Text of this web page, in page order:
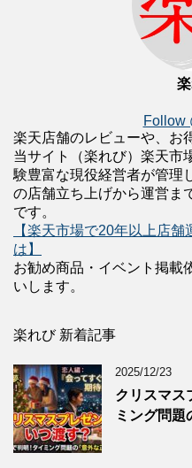
Follow
楽天店舗のレビューや、お
当サイト（楽れび）楽天市
験豊富な現役経営者が管理
の店舗立ち上げから運営ま
です。
【楽天市場で20年以上店
は】
お勧め商品・イベント掲載
いします。
楽れび 新着記事
2025/12/23
クリスマス
ミング問題